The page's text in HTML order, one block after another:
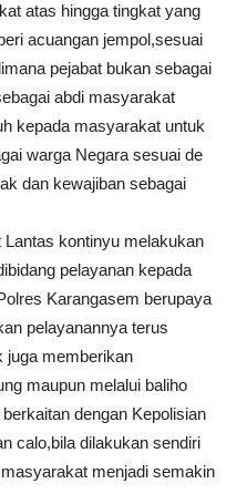
atas hingga tingkat yang
acuangan jempol,sesuai
pejabat bukan sebagai
abdi masyarakat
kepada masyarakat untuk
warga Negara sesuai de
dan kewajiban sebagai
kontinyu melakukan
pelayanan kepada
Karangasem berupaya
pelayanannya terus
juga memberikan
maupun melalui baliho
dengan Kepolisian
calo,bila dilakukan sendiri
menjadi semakin